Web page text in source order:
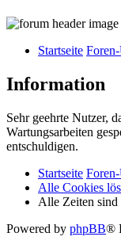
Startseite
Information
Sehr geehrte Nutzer,
Wartungsarbeiten
entschuldigen.
Startseite
Alle Cookies
Alle Zeiten sind
Powered by phpBB®